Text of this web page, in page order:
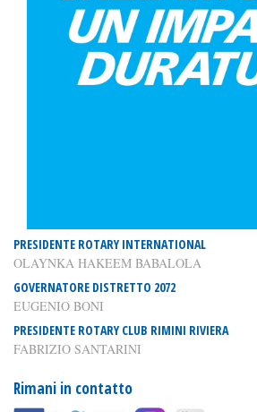
PRESIDENTE ROTARY INTERNATIONAL
OLAYNKA HAKEEM BABALOLA
GOVERNATORE DISTRETTO 2072
EUGENIO BONI
PRESIDENTE ROTARY CLUB RIMINI RIVIERA
FABRIZIO SANTARINI
Rimani in contatto